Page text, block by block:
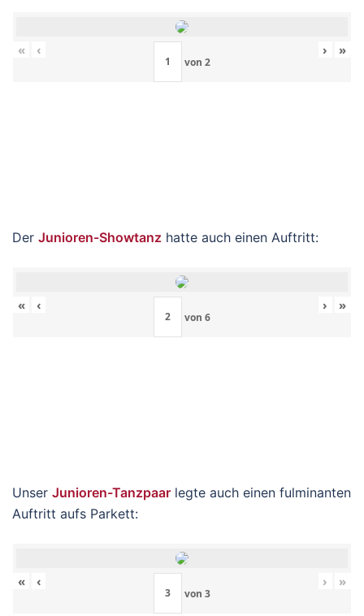
« ‹
von 2
› »
Der Junioren-Showtanz hatte auch einen Auftritt:
« ‹
von 6
› »
Unser Junioren-Tanzpaar legte auch einen fulminanten
Auftritt aufs Parkett:
« ‹
von 3
› »